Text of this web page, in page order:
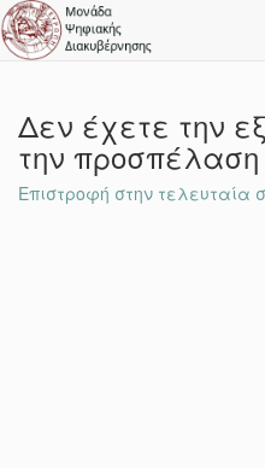
Δεν έχετε την
την προσπέλαση
Επιστροφή στην τελευταία